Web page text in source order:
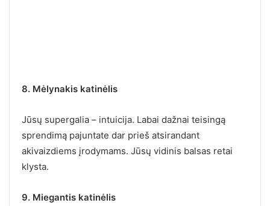
8. Mėlynakis katinėlis
Jūsų supergalia – intuicija. Labai dažnai teisingą
sprendimą pajuntate dar prieš atsirandant
akivaizdiems įrodymams. Jūsų vidinis balsas retai
klysta.
9. Miegantis katinėlis